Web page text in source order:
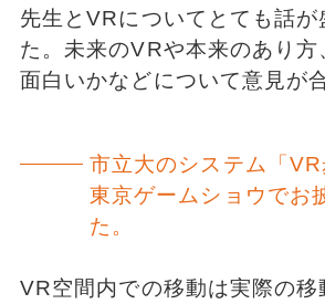
先生とVRについてとても話が
た。未来のVRや本来のあり
面白いかなどについて意見が
市立大のシステム「
東京ゲームショウでお
た。
VR空間内での移動は実際の移